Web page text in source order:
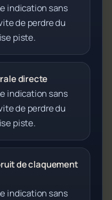
indication sans
de perdre du
piste.
directe
indication sans
de perdre du
piste.
de claquement
indication sans